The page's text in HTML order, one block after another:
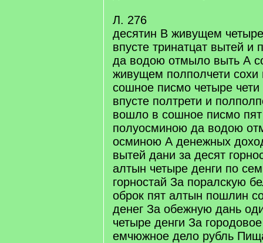
Л. 276
десятин В живущем
впусте тринатцат вытей и
да водою отмыло выть А
живущем полполчети
сошное писмо четыре
впусте полтрети и
вошло в сошное писмо пят
полуосминою да водою
осминою А денежных
вытей дани за десят
алтын четыре денги по
горностай За поралскую
оброк пят алтын пошлин
денег За обежную дань
четыре денги За
емчюжное дело рубль